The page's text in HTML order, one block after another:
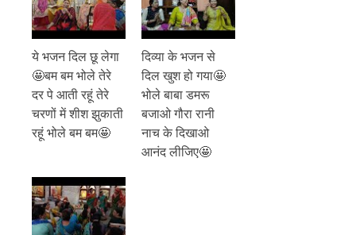
ये भजन दिल छू लेगा
🤩बम बम भोले तेरे
दर पे आती रहूं तेरे
चरणों में शीश झुकाती
रहूं भोले बम बम🤩
दिव्या के भजन से
दिल खुश हो गया🤩
भोले बाबा डमरू
बजाओ गौरा रानी
नाच के दिखाओ
आनंद लीजिए🤩